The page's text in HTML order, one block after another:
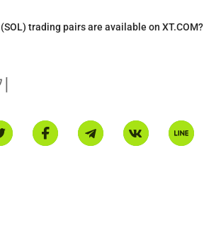
trading pairs are available on XT.COM?